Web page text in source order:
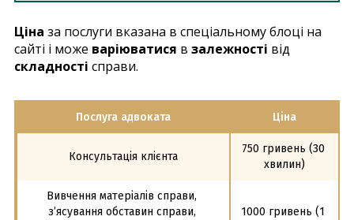
Ціна за послуги вказана в спеціальному блоці на
сайті і може варіюватися в залежності від
складності справи.
Послуга адвоката Ціна
Консультація клієнта
750 гривень (30
хвилин)
Вивчення матеріалів справи,
з’ясування обставин справи,
1000 гривень (1